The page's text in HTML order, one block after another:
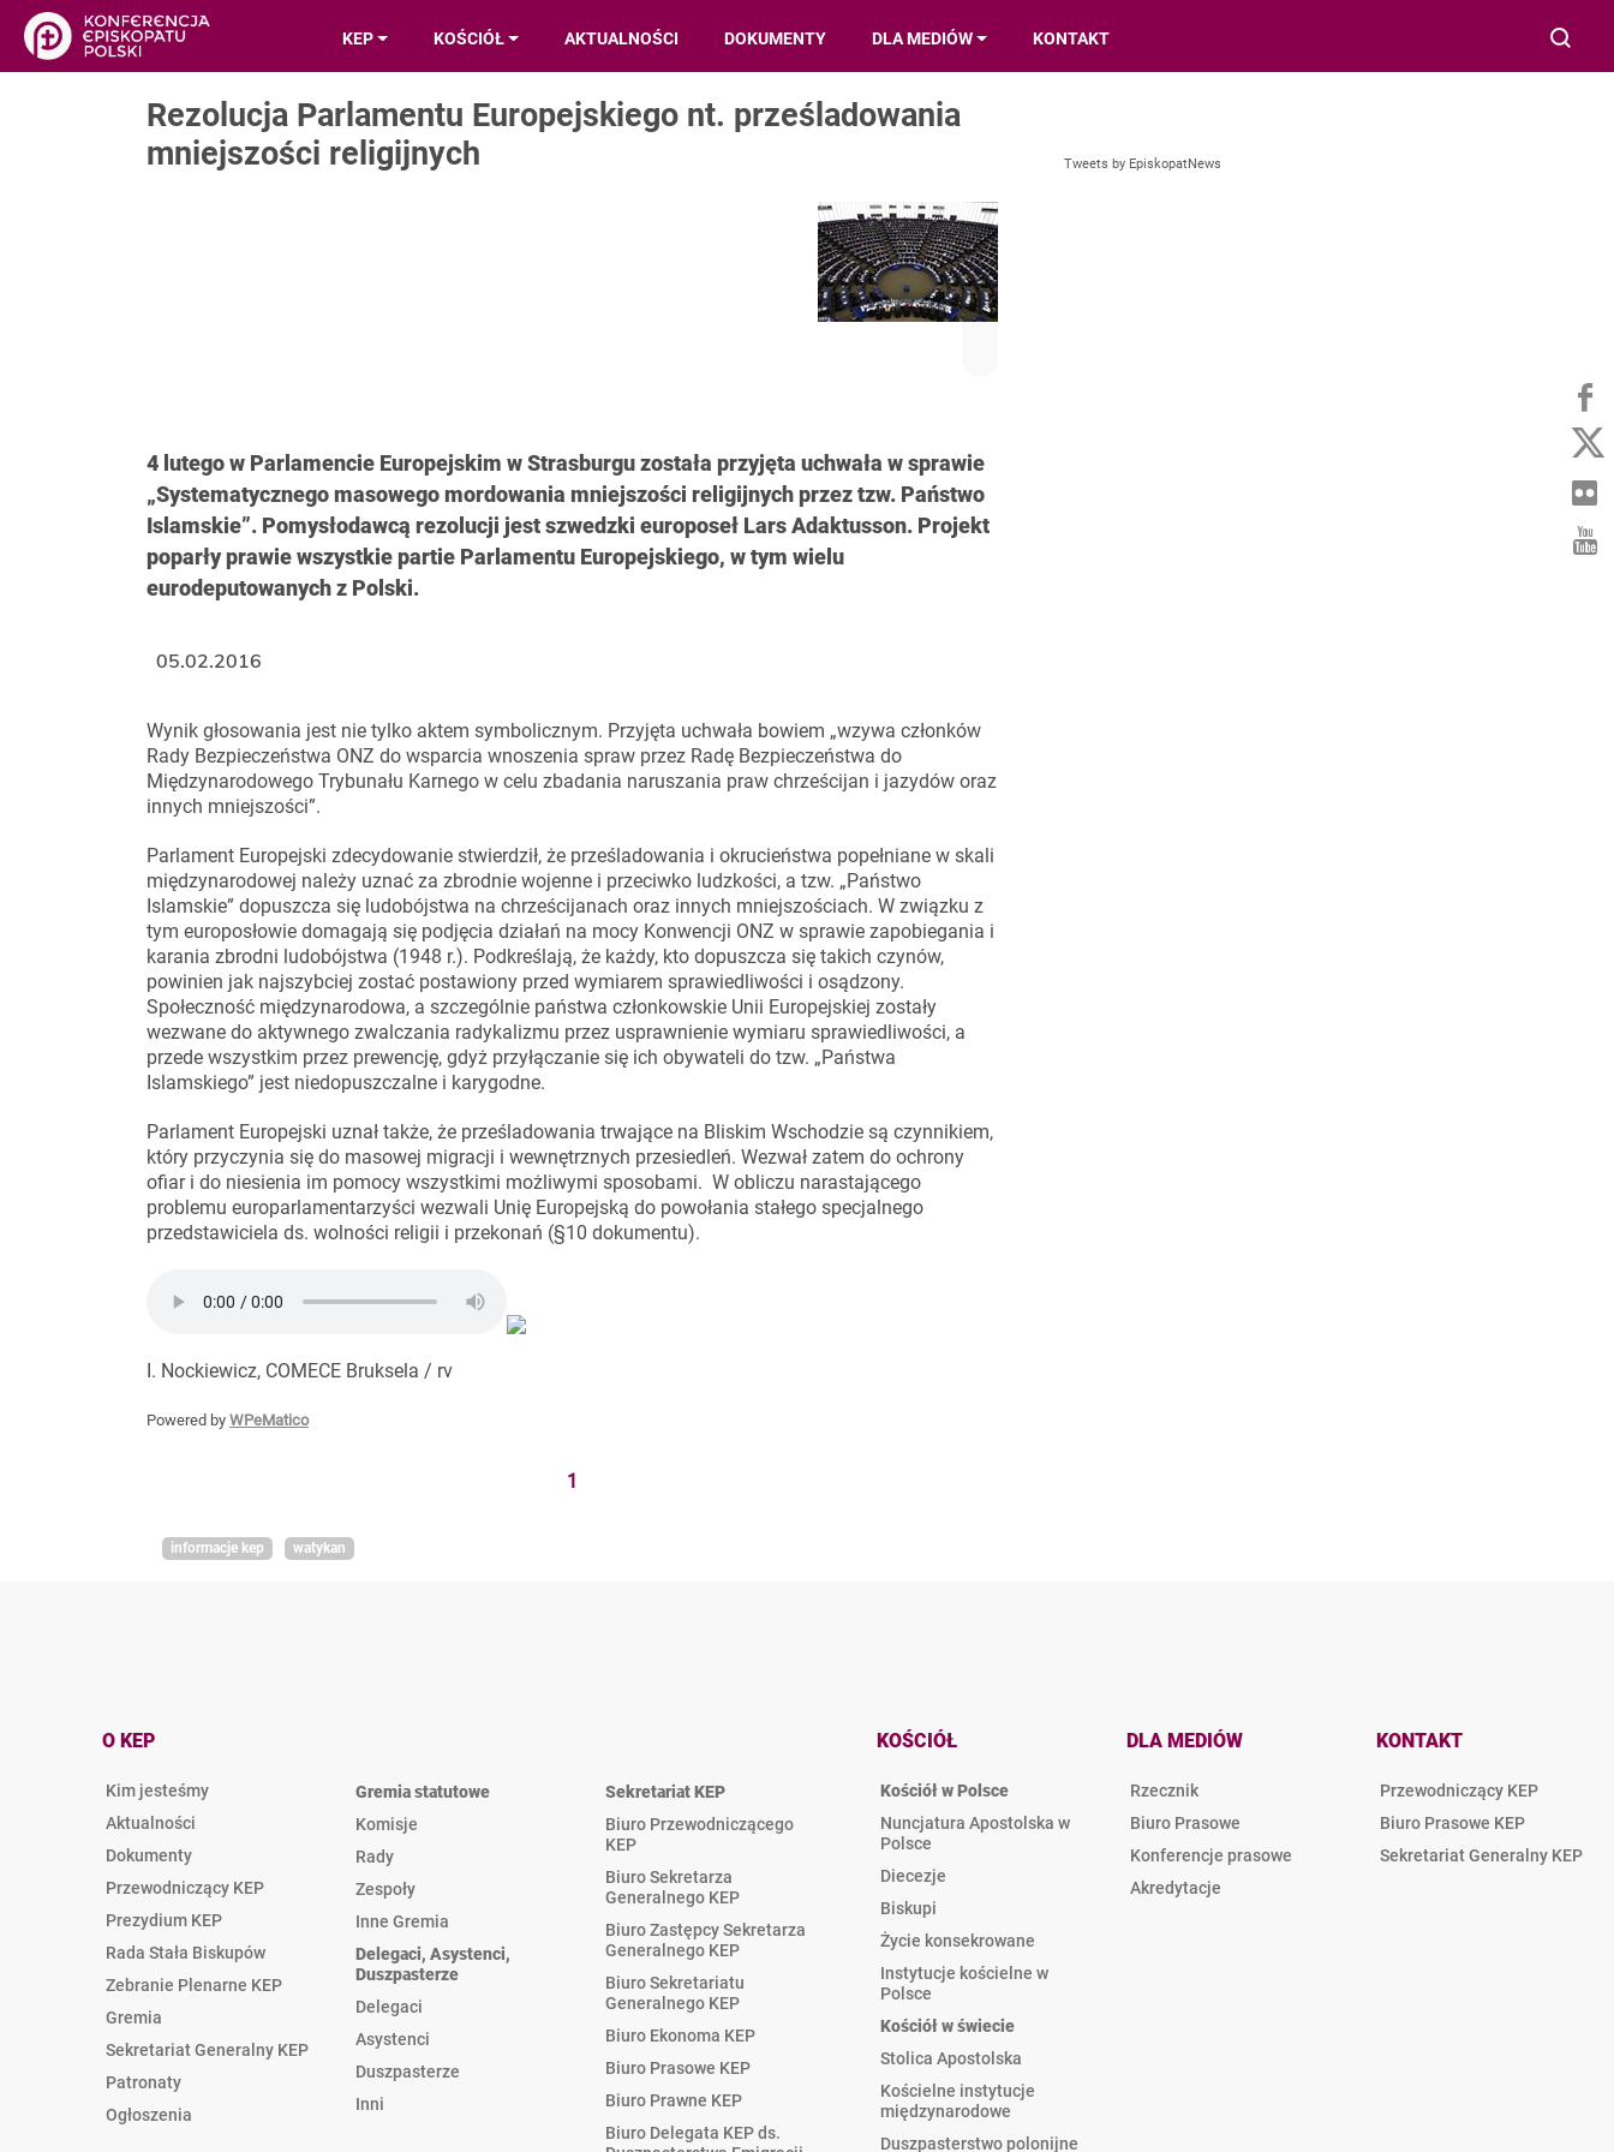
KEP KOŚCIÓŁ AKTUALNOŚCI DOKUMENTY DLA MEDIÓW KONTAKT
Rezolucja Parlamentu Europejskiego nt. prześladowania
mniejszości religijnych
4 lutego w Parlamencie Europejskim w Strasburgu została przyjęta uchwała w sprawie
„Systematycznego masowego mordowania mniejszości religijnych przez tzw. Państwo
Islamskie”. Pomysłodawcą rezolucji jest szwedzki europoseł Lars Adaktusson. Projekt
poparły prawie wszystkie partie Parlamentu Europejskiego, w tym wielu
eurodeputowanych z Polski.
Wynik głosowania jest nie tylko aktem symbolicznym. Przyjęta uchwała bowiem „wzywa członków
Rady Bezpieczeństwa ONZ do wsparcia wnoszenia spraw przez Radę Bezpieczeństwa do
Międzynarodowego Trybunału Karnego w celu zbadania naruszania praw chrześcijan i jazydów oraz
innych mniejszości”.
Parlament Europejski zdecydowanie stwierdził, że prześladowania i okrucieństwa popełniane w skali
międzynarodowej należy uznać za zbrodnie wojenne i przeciwko ludzkości, a tzw. „Państwo
Islamskie” dopuszcza się ludobójstwa na chrześcijanach oraz innych mniejszościach. W związku z
tym europosłowie domagają się podjęcia działań na mocy Konwencji ONZ w sprawie zapobiegania i
karania zbrodni ludobójstwa (1948 r.). Podkreślają, że każdy, kto dopuszcza się takich czynów,
powinien jak najszybciej zostać postawiony przed wymiarem sprawiedliwości i osądzony.
Społeczność międzynarodowa, a szczególnie państwa członkowskie Unii Europejskiej zostały
wezwane do aktywnego zwalczania radykalizmu przez usprawnienie wymiaru sprawiedliwości, a
przede wszystkim przez prewencję, gdyż przyłączanie się ich obywateli do tzw. „Państwa
Islamskiego” jest niedopuszczalne i karygodne.
Parlament Europejski uznał także, że prześladowania trwające na Bliskim Wschodzie są czynnikiem,
który przyczynia się do masowej migracji i wewnętrznych przesiedleń. Wezwał zatem do ochrony
ofiar i do niesienia im pomocy wszystkimi możliwymi sposobami. W obliczu narastającego
problemu europarlamentarzyści wezwali Unię Europejską do powołania stałego specjalnego
przedstawiciela ds. wolności religii i przekonań (§10 dokumentu).
I. Nockiewicz, COMECE Bruksela / rv
Powered by WPeMatico
1
05.02.2016
informacje kep watykan
Tweets by EpiskopatNews
O KEP
Kim jesteśmy
Aktualności
Dokumenty
Przewodniczący KEP
Prezydium KEP
Rada Stała Biskupów
Zebranie Plenarne KEP
Gremia
Sekretariat Generalny KEP
Patronaty
Ogłoszenia
Gremia statutowe
Komisje
Rady
Zespoły
Inne Gremia
Delegaci, Asystenci,
Duszpasterze
Delegaci
Asystenci
Duszpasterze
Inni
Sekretariat KEP
Biuro Przewodniczącego
KEP
Biuro Sekretarza
Generalnego KEP
Biuro Zastępcy Sekretarza
Generalnego KEP
Biuro Sekretariatu
Generalnego KEP
Biuro Ekonoma KEP
Biuro Prasowe KEP
Biuro Prawne KEP
Biuro Delegata KEP ds.
KOŚCIÓŁ
Kościół w Polsce
Nuncjatura Apostolska w
Polsce
Diecezje
Biskupi
Życie konsekrowane
Instytucje kościelne w
Polsce
Kościół w świecie
Stolica Apostolska
Kościelne instytucje
międzynarodowe
Duszpasterstwo polonijne
DLA MEDIÓW
Rzecznik
Biuro Prasowe
Konferencje prasowe
Akredytacje
KONTAKT
Przewodniczący KEP
Biuro Prasowe KEP
Sekretariat Generalny KEP